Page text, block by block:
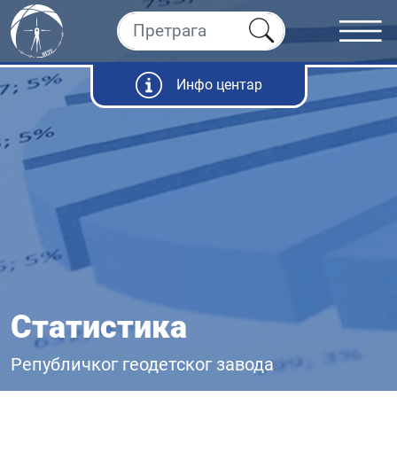
Инфо центар
Статистика
Републичког геодетског завода